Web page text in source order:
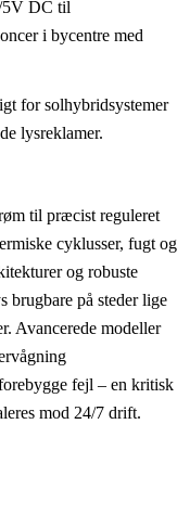
5V DC til
i bycentre med
for solhybridsystemer
lysreklamer.
til præcist reguleret
cyklusser, fugt og
og robuste
brugbare på steder lige
Avancerede modeller
fejl – en kritisk
mod 24/7 drift.